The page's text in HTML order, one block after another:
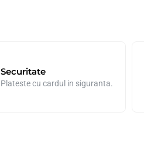
Securitate
Plateste cu cardul in siguranta.